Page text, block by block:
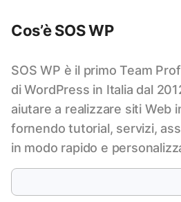
Cos’è SOS WP
SOS WP è il primo Team
di WordPress in Italia dal
aiutare a realizzare siti Web
fornendo tutorial, servizi,
in modo rapido e